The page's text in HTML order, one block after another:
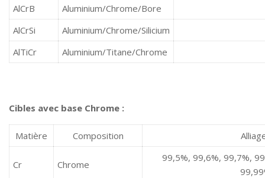
AlCrB
Aluminium/Chrome/Bore
AlCrSi
Aluminium/Chrome/Silicium
AlTiCr
Aluminium/Titane/Chrome
Cibles avec base Chrome :
Matière Composition
Cr Chrome
99,5%, 99,6%, 99,7%,